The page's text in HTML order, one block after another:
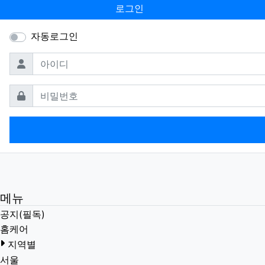
로그인
자동로그인
아이디
필수
비밀번호필수
메뉴
공지(필독)
홈케어
지역별
서울